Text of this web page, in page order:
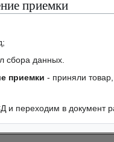
приемки
сбора данных.
приемки - приняли
и переходим в документ